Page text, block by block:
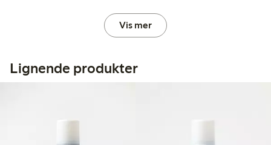
Vis mer
Lignende produkter